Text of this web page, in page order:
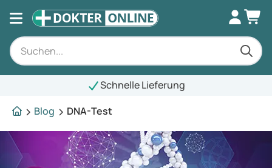
Schnelle Lieferung
Blog
DNA-Test